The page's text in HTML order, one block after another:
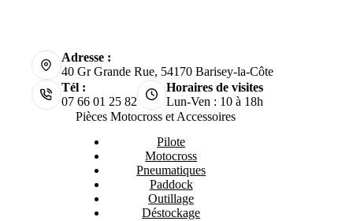
Adresse :
40 Gr Grande Rue, 54170 Barisey-la-Côte
Tél :
07 66 01 25 82
Horaires de visites
Lun-Ven : 10 à 18h
Pièces Motocross et Accessoires
Pilote
Motocross
Pneumatiques
Paddock
Outillage
Déstockage